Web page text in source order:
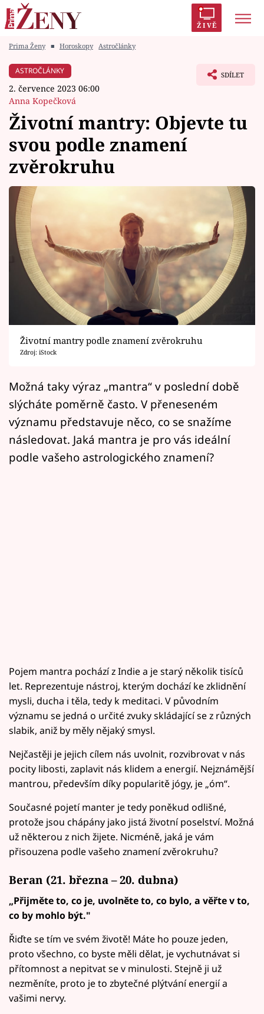
ŽIVĚ
Módní alarm
Témata
Celebrity
Vztahy
Seriály
Horoskopy
Sledujte prima+
Filmový festival Karlovy Vary
Pořady
Mámy sobě
Přihlášení
Sledujte nás
Prima Ženy ■ Horoskopy Astročlánky
ASTROČLÁNKY
2. července 2023 06:00
Anna Kopečková
SDÍLET
Životní mantry: Objevte tu
svou podle znamení
zvěrokruhu
Životní mantry podle znamení zvěrokruhu
Zdroj: iStock
Možná taky výraz „mantra“ v poslední době
slýcháte poměrně často. V přeneseném
významu představuje něco, co se snažíme
následovat. Jaká mantra je pro vás ideální
podle vašeho astrologického znamení?
Pojem mantra pochází z Indie a je starý několik tisíců
let. Reprezentuje nástroj, kterým dochází ke zklidnění
mysli, ducha i těla, tedy k meditaci. V původním
významu se jedná o určité zvuky skládající se z různých
slabik, aniž by měly nějaký smysl.
Nejčastěji je jejich cílem nás uvolnit, rozvibrovat v nás
pocity libosti, zaplavit nás klidem a energií. Nejznámější
mantrou, především díky popularitě jógy, je „óm“.
Současné pojetí manter je tedy poněkud odlišné,
protože jsou chápány jako jistá životní poselství. Možná
už některou z nich žijete. Nicméně, jaká je vám
přisouzena podle vašeho znamení zvěrokruhu?
Beran (21. března – 20. dubna)
„Přijměte to, co je, uvolněte to, co bylo, a věřte v to,
co by mohlo být."
Řiďte se tím ve svém životě! Máte ho pouze jeden,
proto všechno, co byste měli dělat, je vychutnávat si
přítomnost a nepitvat se v minulosti. Stejně ji už
nezměníte, proto je to zbytečné plýtvání energií a
vašimi nervy.